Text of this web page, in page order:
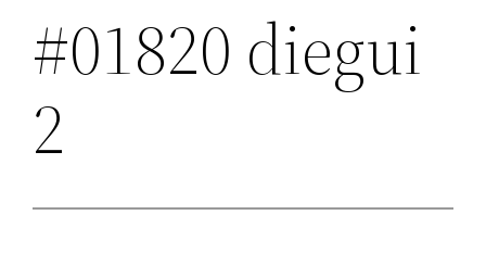
#01820 diegui
2